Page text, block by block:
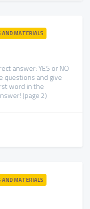
AND MATERIALS
answer: YES or NO
questions and give
word in the
(page 2)
AND MATERIALS